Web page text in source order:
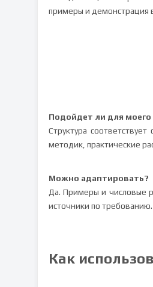
примеры и демонстрация
Подойдет ли для моего
Структура
методик, практические
Можно адаптировать?
Да. Примеры и числовые
источники по требованию.
Как